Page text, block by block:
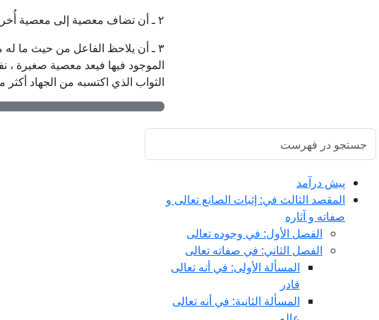
٢ ـ أن تضاف معصية إلى معصية أُخرى كعقاب النظر بالنسبة إلى الكذب والغيبة.
٣ ـ أن يلاحظ الفاعل من حيث ما
الموجود فيها فيعد معصية صغيرة ،
الثواب الذي اكتسبه من الجهاد
پيش ‏درآمد
المقصد الثالث في: إثبات الصانع تعالى و
صفاته و آثاره
الفصل الأول: في وجوده تعالى
الفصل الثاني: في صفاته تعالى
المسألة الأولى: في أنه تعالى
قادر
المسألة الثانية: في أنه تعالى